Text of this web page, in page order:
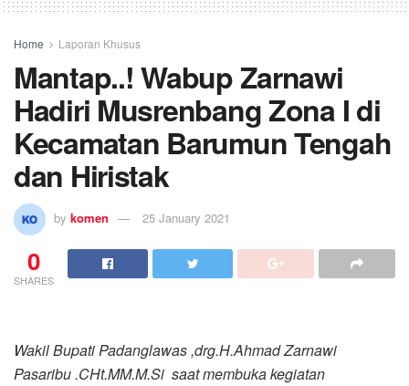
Home Laporan Khusus
Mantap..! Wabup Zarnawi
Hadiri Musrenbang Zona I di
Kecamatan Barumun Tengah
dan Hiristak
by komen 25 January 2021
0
SHARES
Wakil Bupati Padanglawas ,drg.H.Ahmad Zarnawi
Pasaribu .CHt.MM.M.Si saat membuka kegiatan